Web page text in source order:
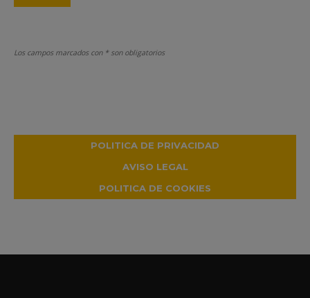
Los campos marcados con * son obligatorios
POLITICA DE PRIVACIDAD
AVISO LEGAL
POLITICA DE COOKIES